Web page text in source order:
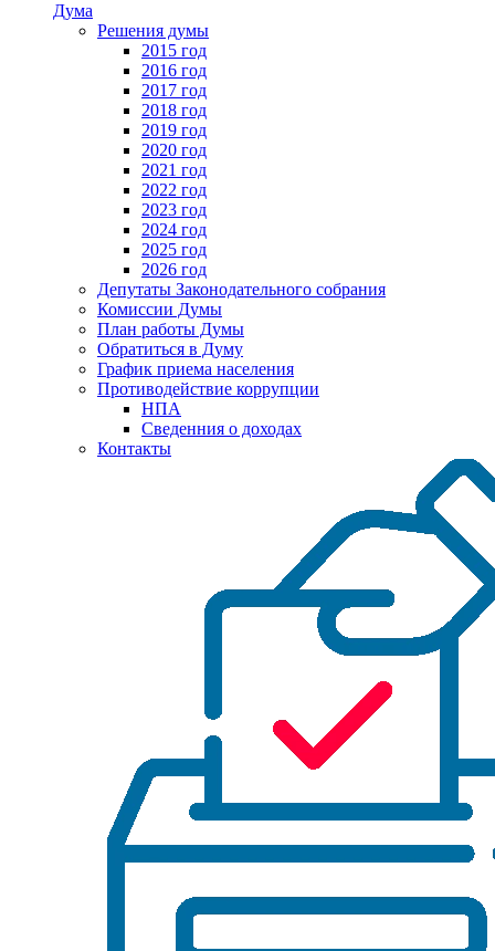
Дума
Решения думы
2015 год
2016 год
2017 год
2018 год
2019 год
2020 год
2021 год
2022 год
2023 год
2024 год
2025 год
2026 год
Депутаты Законодательного собрания
Комиссии Думы
План работы Думы
Обратиться в Думу
График приема населения
Противодействие коррупции
НПА
Сведенния о доходах
Контакты